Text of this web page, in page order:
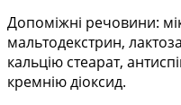
Допоміжні речовини:
мальтодекстрин,
кальцію стеарат,
кремнію діоксид.